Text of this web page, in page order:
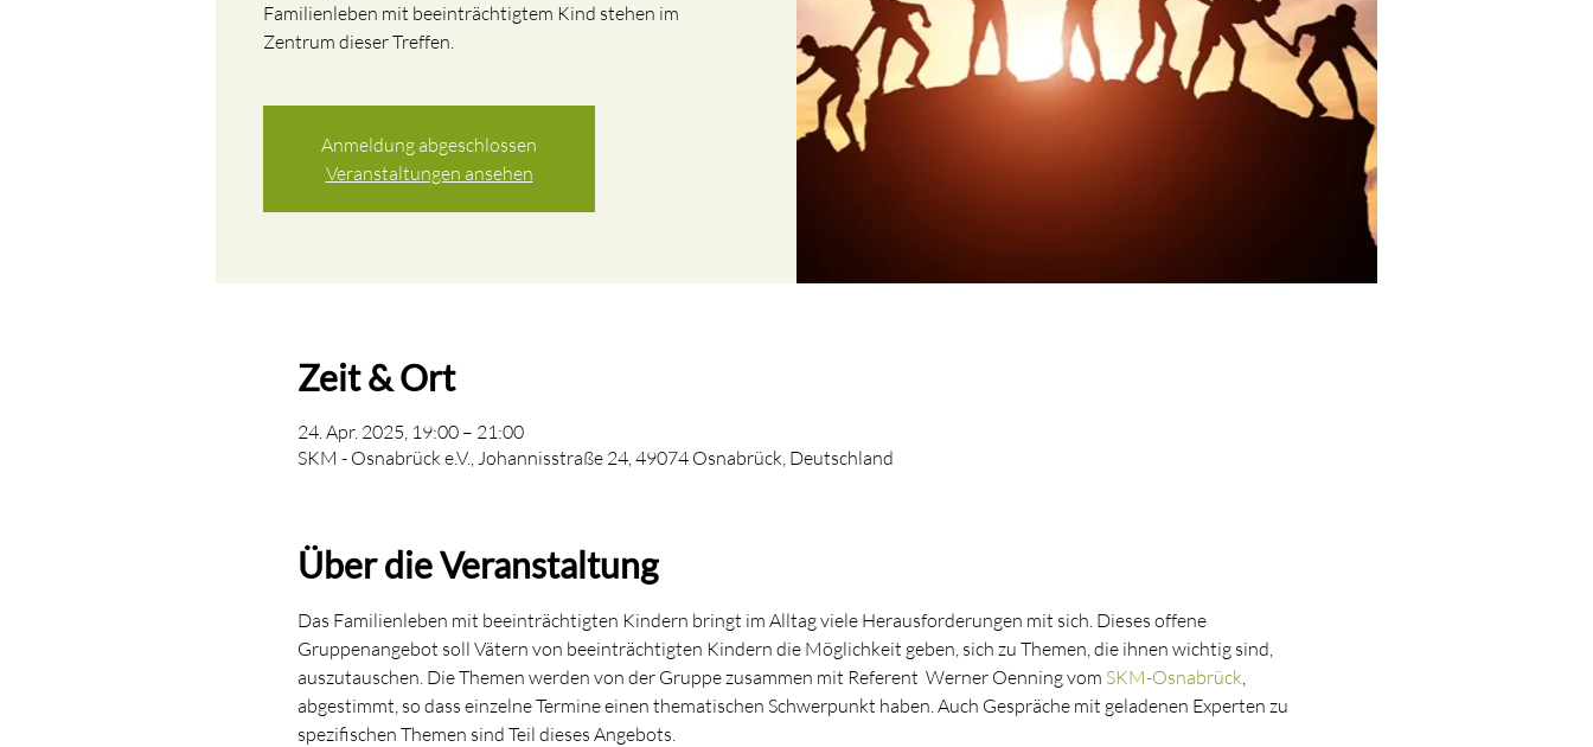
Familienleben mit beeinträchtigtem Kind stehen im
Zentrum dieser Treffen.
Anmeldung abgeschlossen
Veranstaltungen ansehen
Zeit & Ort
24. Apr. 2025, 19:00 – 21:00
SKM - Osnabrück e.V., Johannisstraße 24, 49074 Osnabrück, Deutschland
Über die Veranstaltung
Das Familienleben mit beeinträchtigten Kindern bringt im Alltag viele Herausforderungen mit sich. Dieses offene
Gruppenangebot soll Vätern von beeinträchtigten Kindern die Möglichkeit geben, sich zu Themen, die ihnen wichtig sind,
auszutauschen. Die Themen werden von der Gruppe zusammen mit Referent  Werner Oenning vom SKM-Osnabrück,
abgestimmt, so dass einzelne Termine einen thematischen Schwerpunkt haben. Auch Gespräche mit geladenen Experten zu
spezifischen Themen sind Teil dieses Angebots.